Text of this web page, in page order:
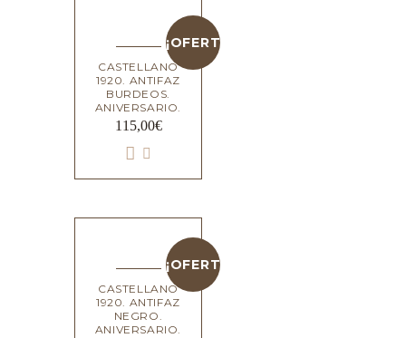
¡OFERTA!
CASTELLANO
1920. ANTIFAZ
BURDEOS.
ANIVERSARIO.
115,00€
¡OFERTA!
CASTELLANO
1920. ANTIFAZ
NEGRO.
ANIVERSARIO.